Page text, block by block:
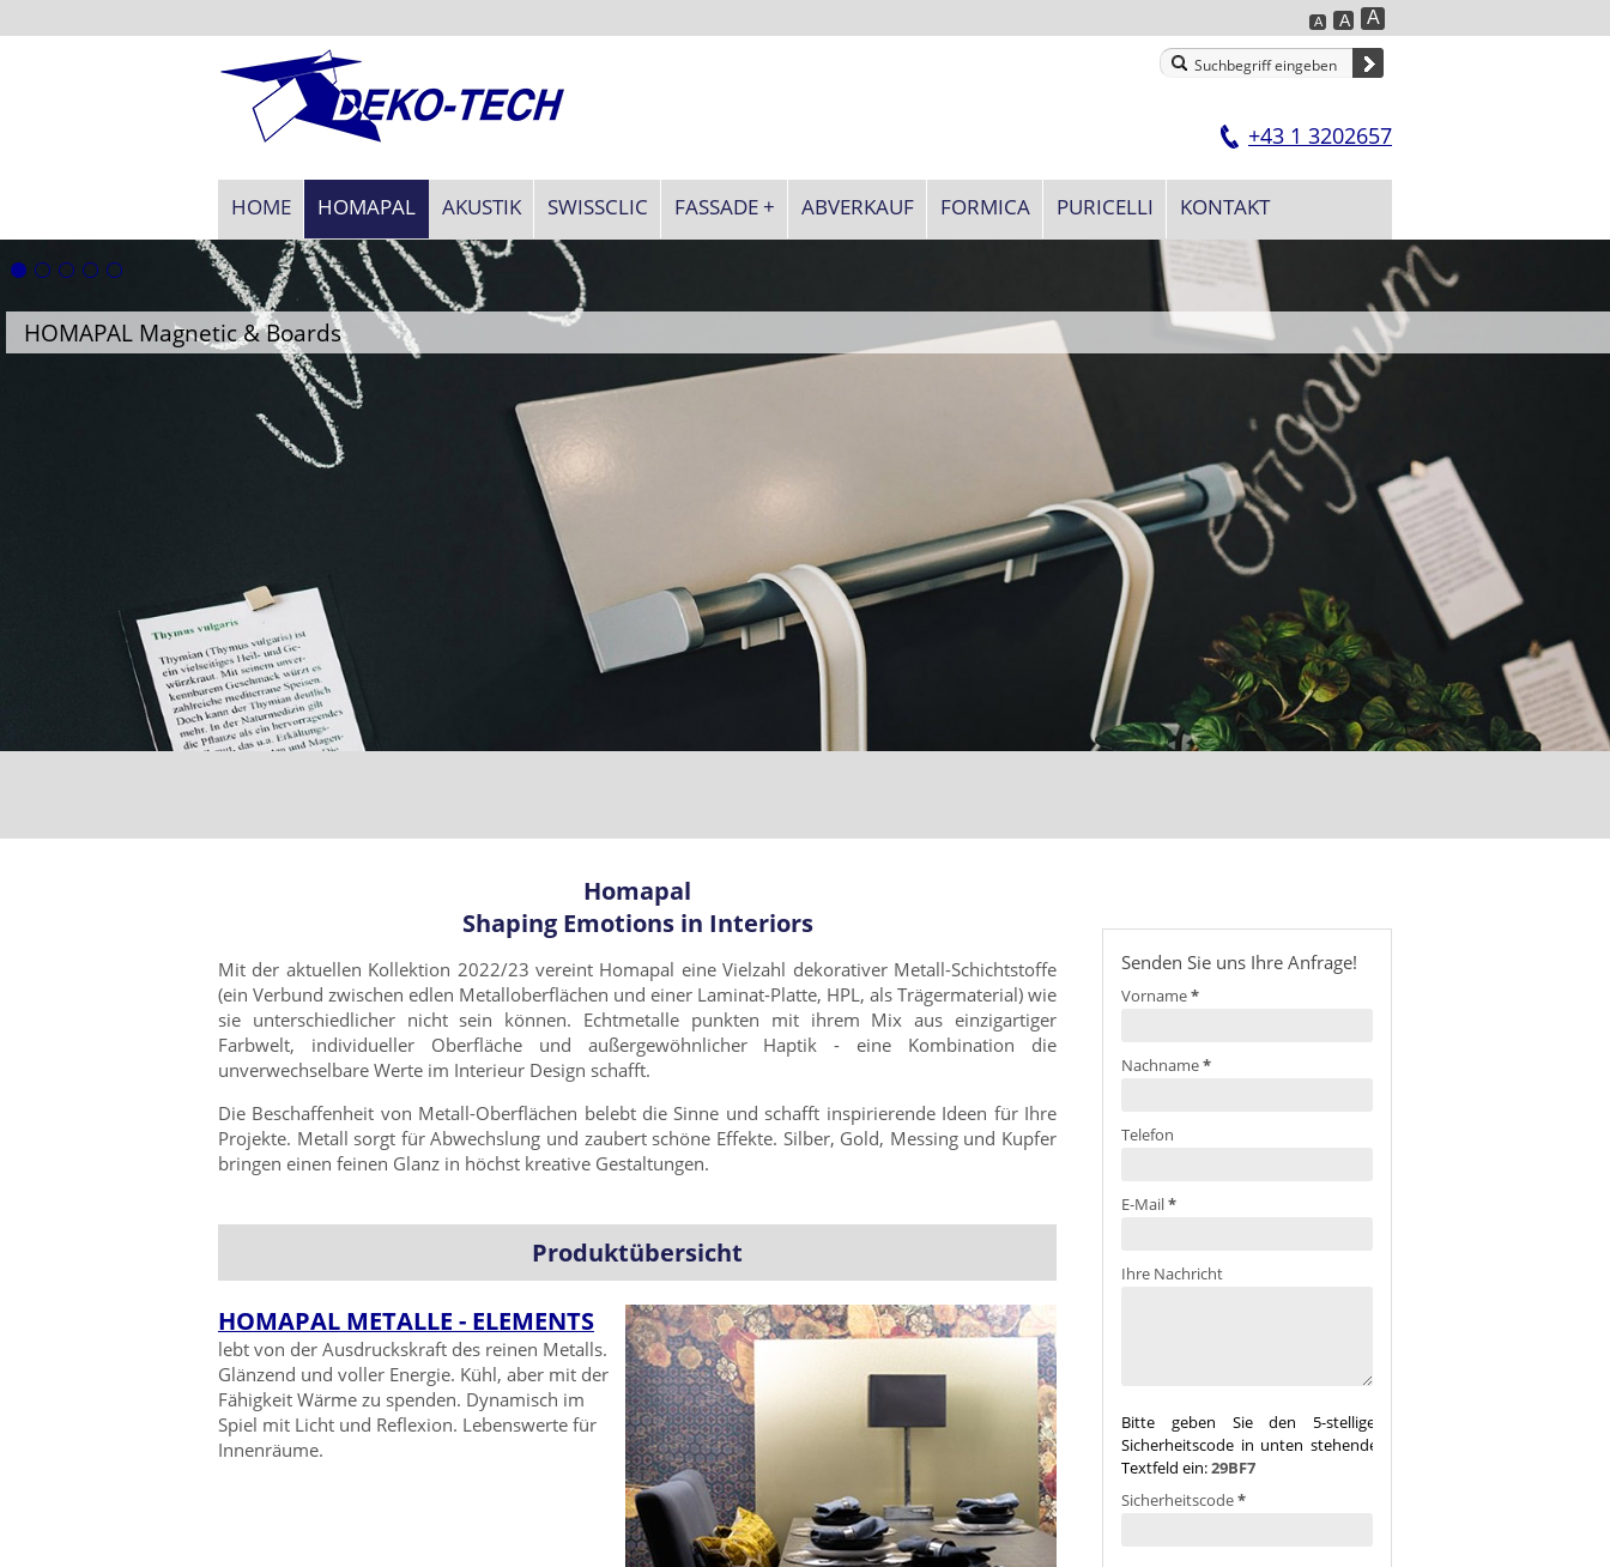
+43 1 3202657
A A A
HOME HOMAPAL AKUSTIK SWISSCLIC FASSADE + ABVERKAUF FORMICA PURICELLI KONTAKT
HOMAPAL Metalle-Elements. Gestures.
Senden Sie uns Ihre Anfrage!
Vorname*
Nachname*
Telefon
E-Mail*
Ihre Nachricht
Bitte geben Sie den 5-stelligen
Sicherheitscode in unten stehendes
Textfeld ein:29BF7
Sicherheitscode*
Homapal
Shaping Emotions in Interiors
Mit der aktuellen Kollektion 2022/23 vereint Homapal eine Vielzahl dekorativer Metall-Schichtstoffe
(ein Verbund zwischen edlen Metalloberflächen und einer Laminat-Platte, HPL, als Trägermaterial) wie
sie unterschiedlicher nicht sein können. Echtmetalle punkten mit ihrem Mix aus einzigartiger
Farbwelt, individueller Oberfläche und außergewöhnlicher Haptik - eine Kombination die
unverwechselbare Werte im Interieur Design schafft.
Die Beschaffenheit von Metall-Oberflächen belebt die Sinne und schafft inspirierende Ideen für Ihre
Projekte. Metall sorgt für Abwechslung und zaubert schöne Effekte. Silber, Gold, Messing und Kupfer
bringen einen feinen Glanz in höchst kreative Gestaltungen.
Produktübersicht
HOMAPAL METALLE - ELEMENTS
lebt von der Ausdruckskraft des reinen Metalls.
Glänzend und voller Energie. Kühl, aber mit der
Fähigkeit Wärme zu spenden. Dynamisch im
Spiel mit Licht und Reflexion. Lebenswerte für
Innenräume.